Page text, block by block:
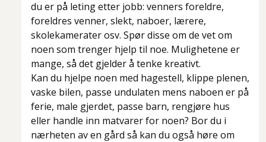
du er på leting etter jobb: venners foreldre,
foreldres venner, slekt, naboer, lærere,
skolekamerater osv. Spør disse om de vet om
noen som trenger hjelp til noe. Mulighetene er
mange, så det gjelder å tenke kreativt.
Kan du hjelpe noen med hagestell, klippe plenen,
vaske bilen, passe undulaten mens naboen er på
ferie, male gjerdet, passe barn, rengjøre hus
eller handle inn matvarer for noen? Bor du i
nærheten av en gård så kan du også høre om